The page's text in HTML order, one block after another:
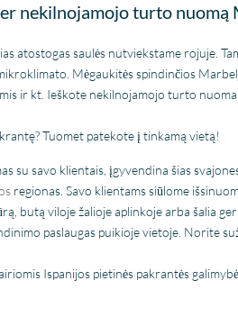
nekilnojamojo turto nuomą
atostogas saulės nutviekstame rojuje.
Mėgaukitės spindinčios
ir kt. Ieškote nekilnojamojo turto
Tuomet patekote į tinkamą vietą!
su savo klientais, įgyvendina šias
regionas. Savo klientams siūlome
butą viloje žalioje aplinkoje arba šalia
paslaugas puikioje vietoje. Norite
Ispanijos pietinės pakrantės